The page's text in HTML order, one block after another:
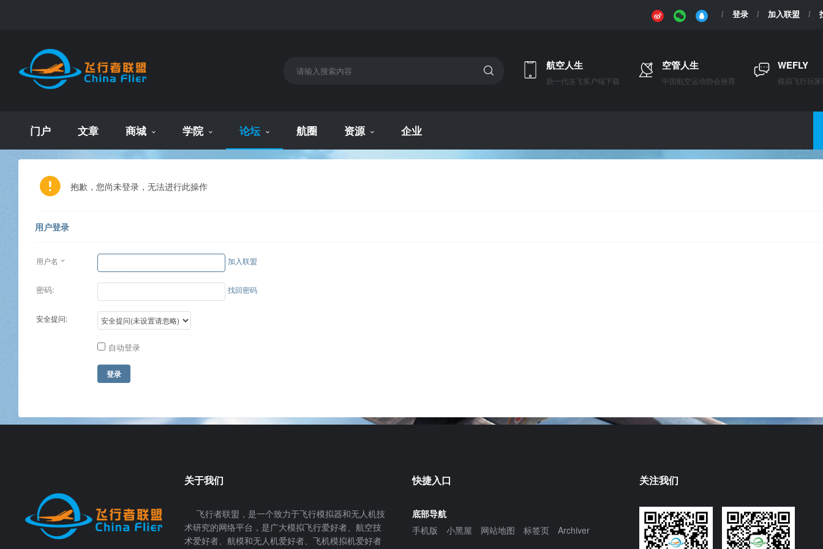
登录 加入联盟
航空人生
新一代连飞客户端下载
空管人生
中国航空运动协会推荐
WEFLY
模拟飞行玩
门户 文章 商城 学院 论坛 航圈 资源 企业
抱歉，您尚未登录，无法进行此操作
用户登录
用户名 加入联盟
密码: 找回密码
安全提问:
自动登录
登录
关于我们
飞行者联盟，是一个致力于飞行模拟器和无人机技
术研究的网络平台，是广大模拟飞行爱好者、航空技
术爱好者、航模和无人机爱好者、飞机模拟机爱好者
快捷入口
底部导航
手机版
小黑屋 网站地图 标签页
Archiver
关注我们